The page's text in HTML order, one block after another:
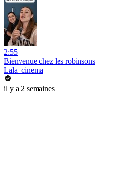
2:55
Bienvenue chez les robinsons
Lala_cinema
il y a 2 semaines